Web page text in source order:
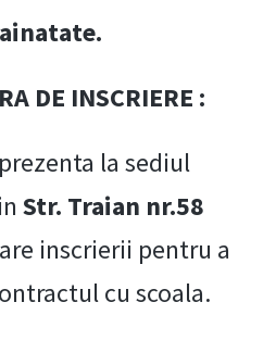
DE INSCRIERE :
la sediul
Str. Traian nr.58
inscrierii pentru a
cu scoala.